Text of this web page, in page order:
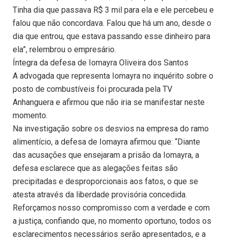
Tinha dia que passava R$ 3 mil para ela e ele percebeu e
falou que não concordava. Falou que há um ano, desde o
dia que entrou, que estava passando esse dinheiro para
ela”, relembrou o empresário.
Íntegra da defesa de Iomayra Oliveira dos Santos
A advogada que representa Iomayra no inquérito sobre o
posto de combustíveis foi procurada pela TV
Anhanguera e afirmou que não iria se manifestar neste
momento.
Na investigação sobre os desvios na empresa do ramo
alimentício, a defesa de Iomayra afirmou que: “Diante
das acusações que ensejaram a prisão da Iomayra, a
defesa esclarece que as alegações feitas são
precipitadas e desproporcionais aos fatos, o que se
atesta através da liberdade provisória concedida.
Reforçamos nosso compromisso com a verdade e com
a justiça, confiando que, no momento oportuno, todos os
esclarecimentos necessários serão apresentados, e a